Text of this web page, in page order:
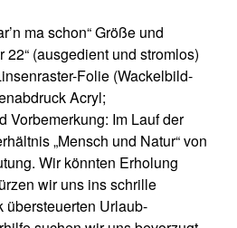
ma schon“ Größe und
(ausgedient und stromlos)
Folie (Wackelbild-
Acryl;
Vorbemerkung: Im Lauf der
„Mensch und Natur“ von
Wir könnten Erholung
wir uns ins schrille
übersteuerten Urlaub-